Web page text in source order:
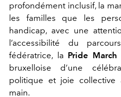
profondément inclusif, la
les familles que les
handicap, avec une
l’accessibilité du
fédératrice, la Pride March
bruxelloise d’une
politique et joie collective
main.